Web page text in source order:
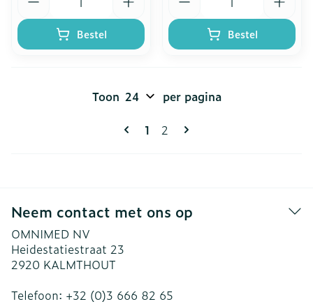
Bestel Bestel
Pagina's
U lees momenteel pagina
1 Pagina
2
Toon per pagina
Neem contact met ons op
OMNIMED NV
Heidestatiestraat 23
2920 KALMTHOUT
Telefoon: +32 (0)3 666 82 65